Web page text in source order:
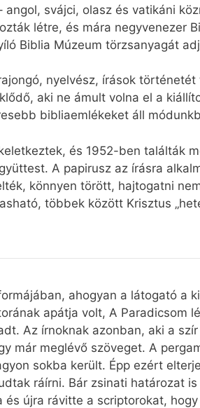
svájci, olasz és vatikáni
létre, és mára negyvenezer
Biblia Múzeum törzsanyagát
nyelvész, írások
aki ne ámult volna el a
bibliaemlékeket áll
és 1952-ben találták
A papirusz az írásra
könnyen törött, hajtogatni
többek között Krisztus
ahogyan a látogató a
apátja volt, A Paradicsom
Az írnoknak azonban, aki a
már meglévő szöveget. A
sokba került. Épp ezért
ráírni. Bár zsinati határozat
újra rávitte a scriptorokat,